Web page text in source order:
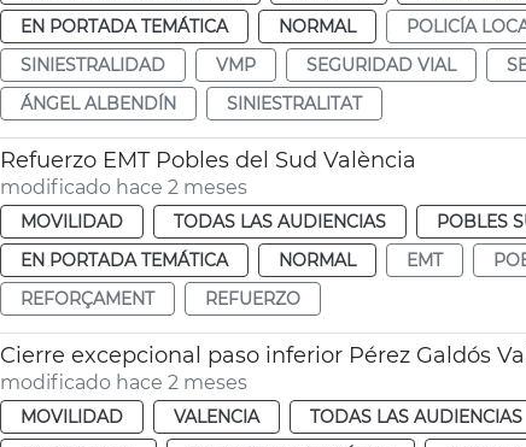
EN PORTADA TEMÁTICA
NORMAL POLICÍA
SINIESTRALIDAD
VMP SEGURIDAD VIAL
ÁNGEL ALBENDÍN
SINIESTRALITAT
Refuerzo EMT Pobles del Sud València
modificado hace 2 meses
MOVILIDAD TODAS LAS AUDIENCIAS POBLES
EN PORTADA TEMÁTICA
NORMAL EMT
REFORÇAMENT
REFUERZO
Cierre excepcional paso inferior Pérez Galdós
modificado hace 2 meses
MOVILIDAD VALENCIA TODAS LAS AUDIENCIAS